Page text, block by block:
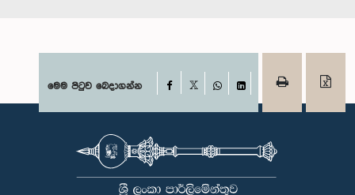
මෙම පිටුව බෙදාගන්න Facebook
WhatsAppLinkedIn